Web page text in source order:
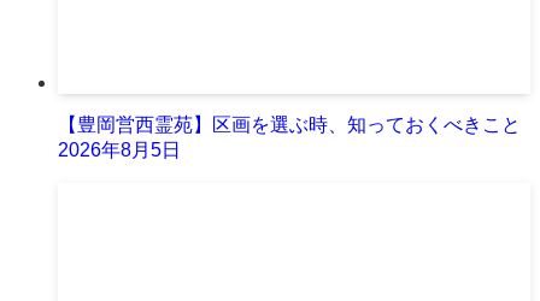
【豊岡営西霊苑】区画を選ぶ時、知っておくべきこと
2026年8月5日